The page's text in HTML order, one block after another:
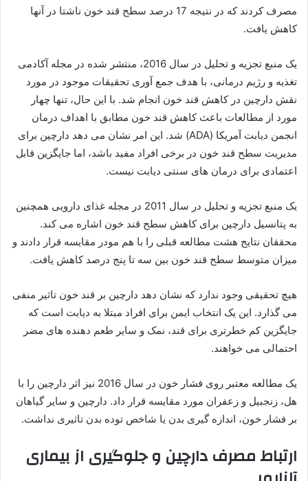
مصرف کردند که در نتیجه 17 درصد سطح قند خون ناشتا در آنها
کاهش یافت.
یک منبع تجزیه و تحلیل در سال 2016، منتشر شده در مجله آکادمی
تغذیه و رژیم درمانی، با هدف جمع آوری تحقیقات موجود در مورد
نقش دارچین در کاهش قند خون انجام شد. با این حال، تنها چهار
مورد از مطالعات باعث کاهش قند خون مطابق با اهداف درمان
انجمن دیابت آمریکا (ADA) شد. این امر نشان می دهد دارچین برای
مدیریت سطح قند خون در برخی افراد مفید باشد، اما جایگزین قابل
اعتمادی برای درمان های سنتی دیابت نیست.
یک منبع تجزیه و تحلیل در سال 2011 در مجله غذای دارویی همچنین
به پتانسیل دارچین برای کاهش سطح قند خون اشاره می کند.
محققان نتایج هشت مطالعه قبلی را با هم مودر مقایسه قرار دادند و
میزان متوسط سطح ​​قند خون بین سه تا پنج درصد کاهش یافت.
هیچ تحقیقی وجود ندارد که نشان دهد دارچین بر قند خون تاثیر منفی
می گذارد. این یک انتخاب ایمن برای افراد مبتلا به دیابت است که
جایگزین کم خطرتری برای قند، نمک و سایر طعم دهنده های مضر
احتمالی می خواهند.
یک مطالعه معتبر روی فشار خون در سال 2016 نیز اثر دارچین را با
هل، زنجبیل و زعفران مورد مقایسه قرار داد. دارچین و سایر گیاهان
بر فشار خون، اندازه گیری بدن یا شاخص توده بدن تاثیری نداشت.
ارتباط مصرف دارچین و جلوگیری از بیماری